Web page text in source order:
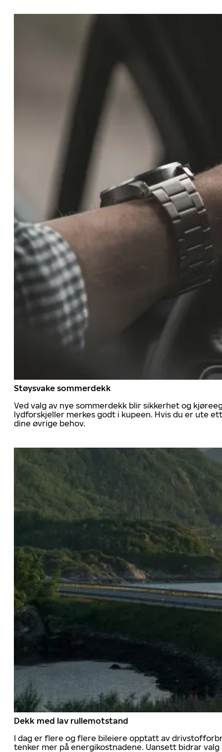
Støysvake sommerdekk
Ved valg av nye sommerdekk blir sikkerhet og
lydforskjeller merkes godt i kupeen. Hvis du er ute
dine øvrige behov.
Dekk med lav rullemotstand
I dag er flere og flere bileiere opptatt av
tenker mer på energikostnadene. Uansett bidrar